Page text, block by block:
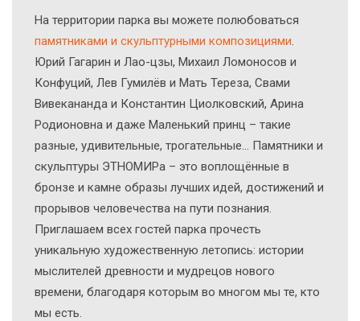
На территории парка вы можете полюбоваться
памятниками и скульптурными композициями.
Юрий Гагарин и Лао-цзы, Михаил Ломоносов и
Конфуций, Лев Гумилёв и Мать Тереза, Свами
Вивекананда и Константин Циолковский, Арина
Родионовна и даже Маленький принц – такие
разные, удивительные, трогательные… Памятники и
скульптуры ЭТНОМИРа – это воплощённые в
бронзе и камне образы лучших идей, достижений и
прорывов человечества на пути познания.
Приглашаем всех гостей парка прочесть
уникальную художественную летопись: истории
мыслителей древности и мудрецов нового
времени, благодаря которым во многом мы те, кто
мы есть.